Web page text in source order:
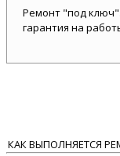
Ремонт "под
гарантия на
КАК ВЫПОЛНЯЕТСЯ